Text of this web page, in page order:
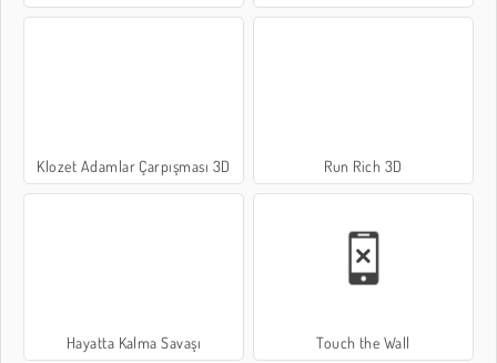
Klozet Adamlar Çarpışması 3D Run Rich 3D
Hayatta Kalma Savaşı Touch the Wall